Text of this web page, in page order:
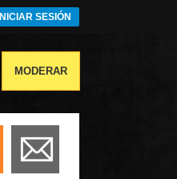
INICIAR SESIÓN
MODERAR